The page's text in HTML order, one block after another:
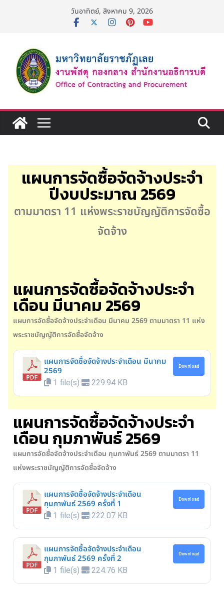
วันอาทิตย์, สิงหาคม 9, 2026
แผนการจัดซื้อจัดจ้างประจำ
ปีงบประมาณ 2569
ตามมาตรา 11 แห่งพระราชบัญญัติการจัดซื้อ
จัดจ้าง
แผนการจัดซื้อจัดจ้างประจำ
เดือน มีนาคม 2569
แผนการจัดซื้อจัดจ้างประจำเดือน มีนาคม 2569ตามมาตรา 11 แห่ง
พระราชบัญญัติการจัดซื้อจัดจ้าง
แผนการจัดซื้อจัดจ้างประจำเดือน มีนาคม
2569
1 file(s) 229.94 KB
Download
แผนการจัดซื้อจัดจ้างประจำ
เดือน กุมภาพันธ์ 2569
แผนการจัดซื้อจัดจ้างประจำเดือน กุมภาพันธ์ 2569ตามมาตรา 11
แห่งพระราชบัญญัติการจัดซื้อจัดจ้าง
แผนการจัดซื้อจัดจ้างประจำเดือน
กุมภาพันธ์ 2569 ครั้งที่ 1
1 file(s) 222.07 KB
Download
แผนการจัดซื้อจัดจ้างประจำเดือน
กุมภาพันธ์ 2569 ครั้งที่ 2
1 file(s) 224.76 KB
Download